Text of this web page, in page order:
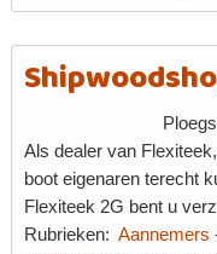
Als dealer van
boot eigenaren terecht
Flexiteek 2G bent u
Rubrieken:Aannemers